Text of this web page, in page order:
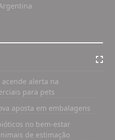
alerta na
para pets
aposta em embalagens
no bem-estar
de estimação